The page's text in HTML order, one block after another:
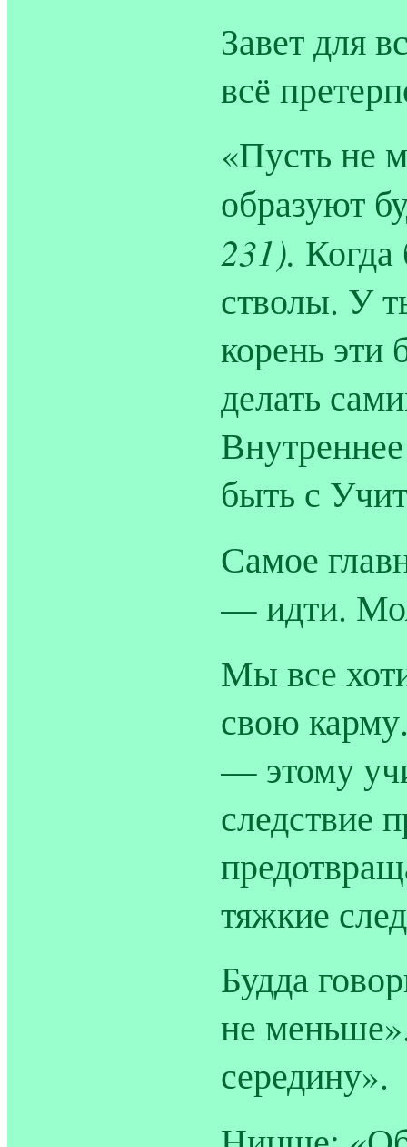
Завет для
всё
«Пусть не
образуют
231). Когда
стволы. У
корень эти
делать
быть с
Самое
— идти.
Мы все
свою
— этому
следствие
тяжкие
Будда
не
середину».